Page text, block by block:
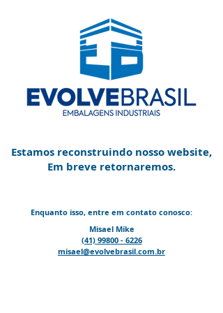
Estamos reconstruindo nosso website,
Em breve retornaremos.
Enquanto isso, entre em contato conosco:
Misael Mike
(41) 99800 - 6226
misael@evolvebrasil.com.br